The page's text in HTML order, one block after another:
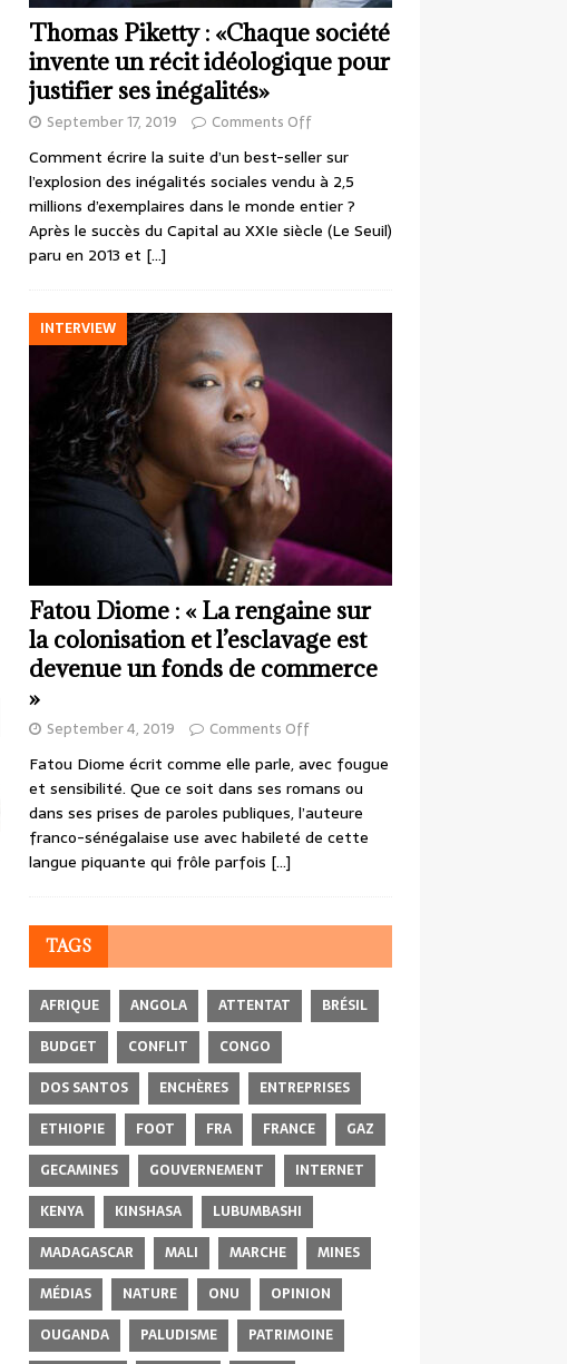
Thomas Piketty : «Chaque société
invente un récit idéologique pour
justifier ses inégalités»
September 17, 2019 Comments Off
Comment écrire la suite d’un best-seller sur
l’explosion des inégalités sociales vendu à 2,5
millions d’exemplaires dans le monde entier ?
Après le succès du Capital au XXIe siècle (Le Seuil)
paru en 2013 et […]
INTERVIEW
Fatou Diome : « La rengaine sur
la colonisation et l’esclavage est
devenue un fonds de commerce
»
September 4, 2019 Comments Off
Fatou Diome écrit comme elle parle, avec fougue
et sensibilité. Que ce soit dans ses romans ou
dans ses prises de paroles publiques, l’auteure
franco-sénégalaise use avec habileté de cette
langue piquante qui frôle parfois […]
TAGS
AFRIQUE ANGOLA ATTENTAT
BRÉSIL
BUDGET
CONFLIT
CONGO
DOS SANTOS
ENCHÈRES
ENTREPRISES
ETHIOPIE
FOOT FRA FRANCE
GAZ
GECAMINES
GOUVERNEMENT
INTERNET
KENYA
KINSHASA
LUBUMBASHI
MADAGASCAR
MALI MARCHE
MINES
MÉDIAS
NATURE ONU
OPINION
OUGANDA
PALUDISME PATRIMOINE